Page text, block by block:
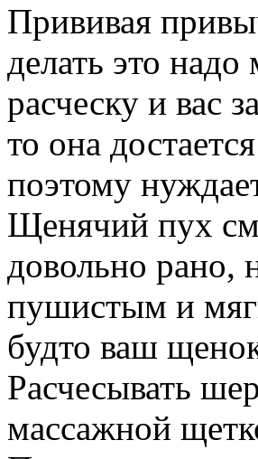
Прививая
делать это надо
расческу и вас
то она
поэтому
Щенячий пух
довольно рано,
пушистым и
будто ваш
Расчесывать
массажной